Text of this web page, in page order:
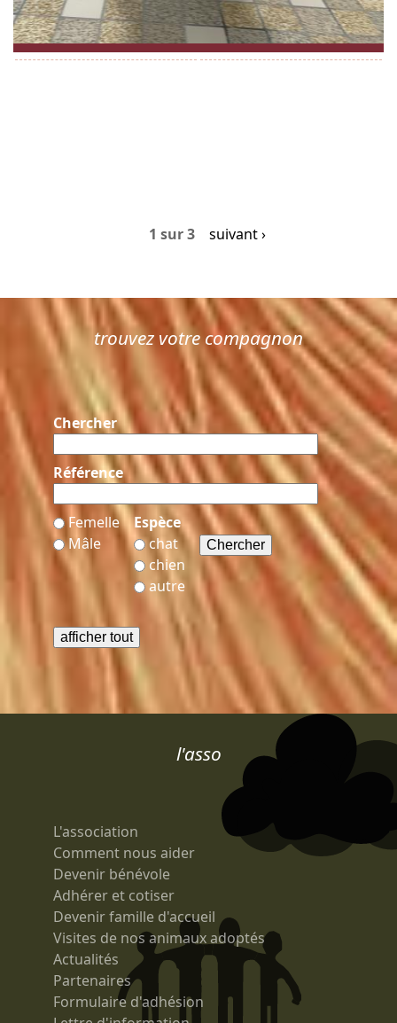
1 sur 3 suivant ›
trouvez votre compagnon
Chercher
Référence
Femelle
Mâle
Espèce
chat
chien
autre
l'asso
L'association
Comment nous aider
Devenir bénévole
Adhérer et cotiser
Devenir famille d'accueil
Visites de nos animaux adoptés
Actualités
Partenaires
Formulaire d'adhésion